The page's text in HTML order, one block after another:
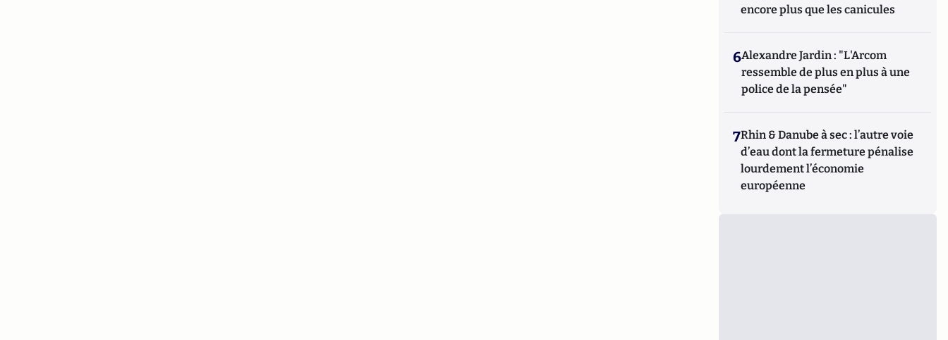
encore plus que les canicules
6Alexandre Jardin : "L'Arcom
ressemble de plus en plus à une
police de la pensée"
7Rhin & Danube à sec : l’autre voie
d’eau dont la fermeture pénalise
lourdement l’économie
européenne